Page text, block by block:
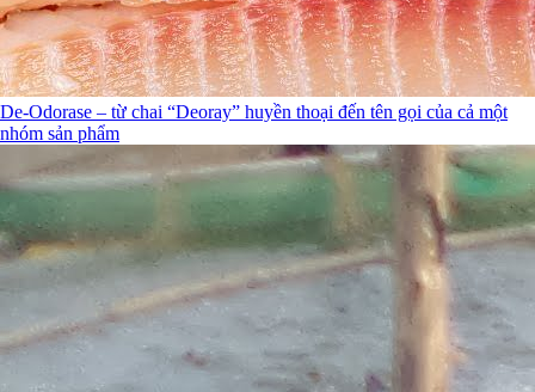
De-Odorase – từ chai “Deoray” huyền thoại đến tên gọi của cả một
nhóm sản phẩm